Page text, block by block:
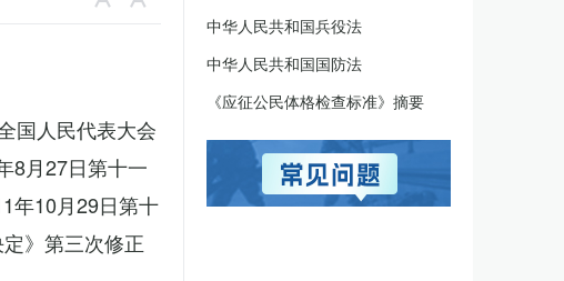
国人民代表大会
8月27日第十一
年10月29日第十
》第三次修正
中华人民共和国兵役法
中华人民共和国国防法
《应征公民体格检查标准》摘要